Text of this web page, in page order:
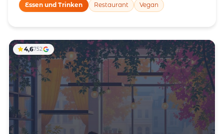
Essen und Trinken Restaurant Vegan
4,6752